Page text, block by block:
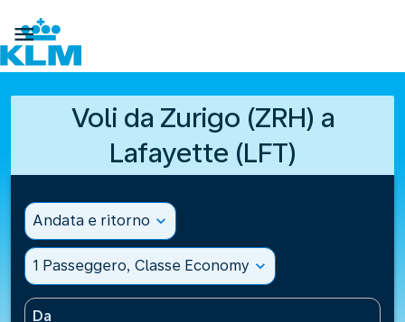

Voli da Zurigo (ZRH) a
Lafayette (LFT)
Andata e ritorno expand_more
1 Passeggero, Classe Economy expand_more
Da